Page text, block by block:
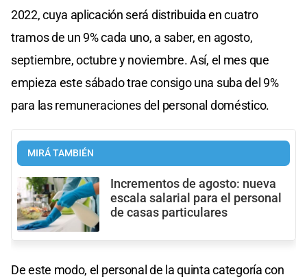
2022, cuya aplicación será distribuida en cuatro
tramos de un 9% cada uno, a saber, en agosto,
septiembre, octubre y noviembre. Así, el mes que
empieza este sábado trae consigo una suba del 9%
para las remuneraciones del personal doméstico.
MIRÁ TAMBIÉN
Incrementos de agosto: nueva
escala salarial para el personal
de casas particulares
De este modo, el personal de la quinta categoría con